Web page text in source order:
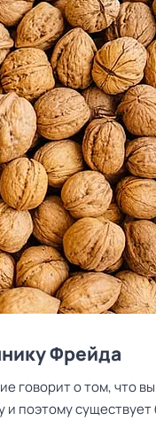
Фрейда
говорит о том, что
и поэтому